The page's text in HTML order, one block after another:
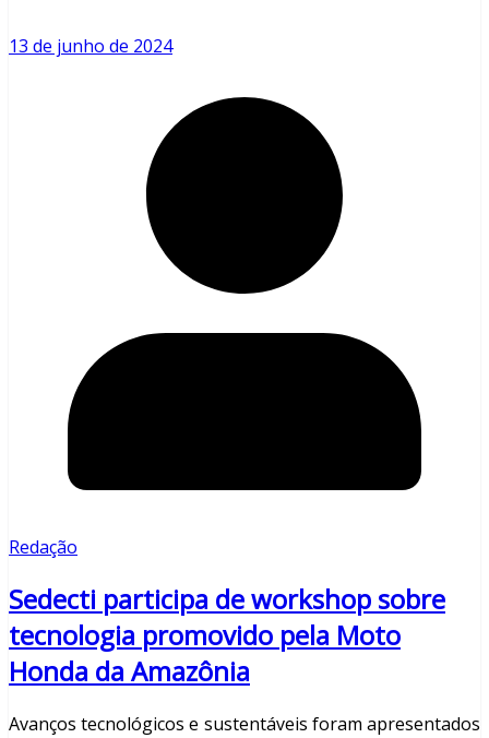
13 de junho de 2024
Redação
Sedecti participa de workshop sobre
tecnologia promovido pela Moto
Honda da Amazônia
Avanços tecnológicos e sustentáveis foram apresentados